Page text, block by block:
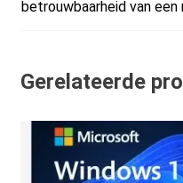
betrouwbaarheid van
Gerelateerde